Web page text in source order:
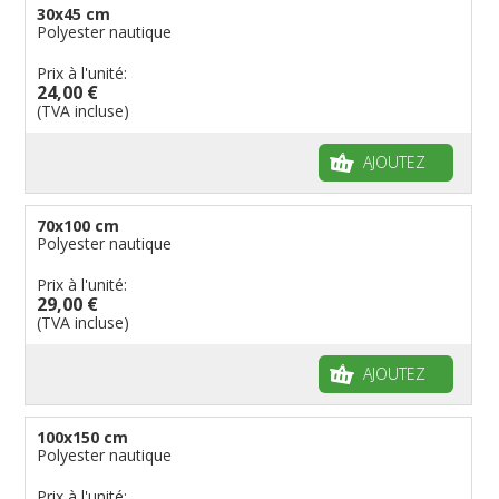
Drapeaux de table
30x45 cm
Polyester nautique
Prix à l'unité:
24,00 €
(TVA incluse)
AJOUTEZ
70x100 cm
Polyester nautique
Prix à l'unité:
29,00 €
(TVA incluse)
AJOUTEZ
100x150 cm
Polyester nautique